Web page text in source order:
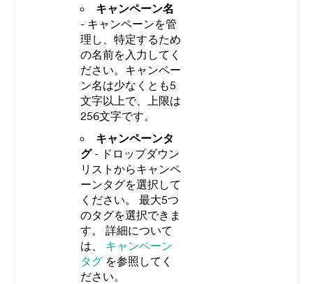
キャンペーン名
- キャンペーンを管
理し、特定するため
の名前を入力してく
ださい。キャンペー
ン名は少なくとも5
文字以上で、上限は
256文字です。
キャンペーンタ
グ - ドロップダウン
リストからキャンペ
ーンタグを選択して
ください。 最大5つ
のタグを選択できま
す。 詳細について
は、 キャンペーン
タグ を参照してく
ださい。